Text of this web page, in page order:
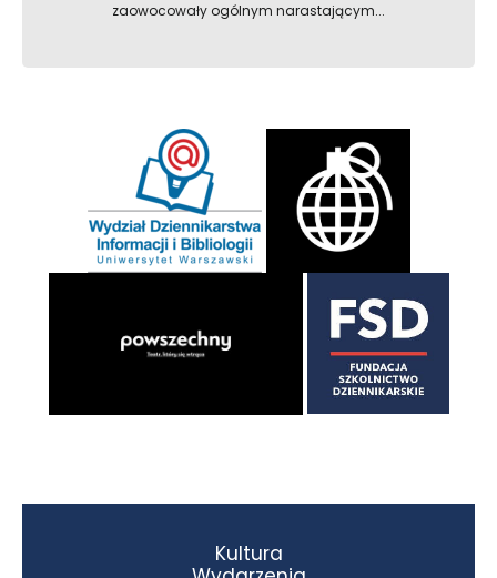
zaowocowały ogólnym narastającym...
Kultura